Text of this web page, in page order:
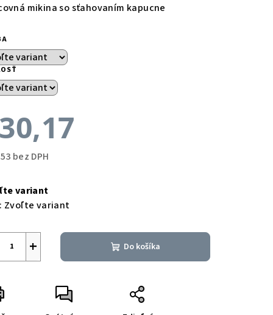
mikina so sťahovaním kapucne
bez DPH
variant
Zvoľte variant
+ Do košíka